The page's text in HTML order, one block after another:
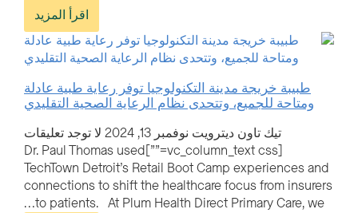
اقرأ المزيد
طبيبة خريجة مدينة التكنولوجيا توفر رعاية طبية عادلة
ومتاحة للجميع، وتتحدى نظام الرعاية الصحية التقليدي
تيك تاون ديترويتنوفمبر 13, 2024
لا توجد تعليقات
[vc_column_text css=””]Dr. Paul Thomas used
TechTown Detroit’s Retail Boot Camp experiences and
connections to shift the healthcare focus from insurers
to patients. At Plum Health Direct Primary Care, we…